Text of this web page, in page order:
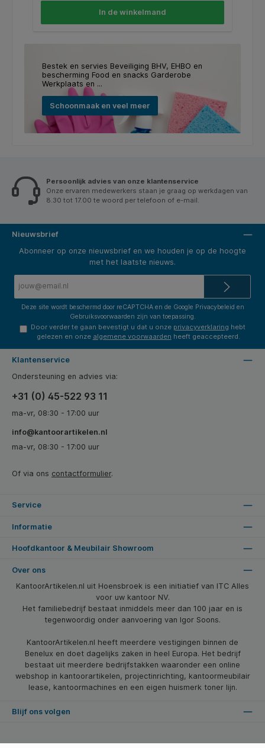
In de winkelmand
Bestek en servies Beveiliging BHV, EHBO en
bescherming Food en snacks Garderobe
Werkplaats en ...
Schoonmaak en veel meer
Persoonlijk advies van onze klantenservice
Onze ervaren medewerkers staan je graag op werkdagen van
8.30 tot 17.00 te woord per telefoon of e-mail.
Nieuwsbrief
Abonneer op onze nieuwsbrief en we houden je op de hoogte
met het laatste nieuws.
Deze site wordt beschermd door reCAPTCHA en de Google Privacybeleid en
Gebruiksvoorwaarden zijn van toepassing.
Door verder te gaan bevestigt u dat u onze privacyverklaring hebt
gelezen en onze algemene voorwaarden heeft geaccepteerd.
Klantenservice
Ondersteuning en advies via:
+31 (0) 45-522 93 11
ma-vr, 08:30 - 17:00 uur
info@kantoorartikelen.nl
ma-vr, 08:30 - 17:00 uur
Of via ons contactformulier.
Service
Informatie
Hoofdkantoor & Meubilair Showroom
Over ons
KantoorArtikelen.nl uit Hoensbroek is een initiatief van ITC Alles
voor uw kantoor NV.
Het familiebedrijf bestaat inmiddels meer dan 100 jaar en is
tegenwoordig onder aanvoering van Igor Soons.
KantoorArtikelen.nl heeft meerdere vestigingen binnen de
Benelux en doet dagelijks zaken in heel Europa. Het bedrijf
bestaat uit meerdere bedrijfstakken waaronder een online
webshop in kantoorartikelen, projectinrichting, kantoormeubilair
lease, kantoormachines en een eigen huismerk toner lijn.
Blijf ons volgen